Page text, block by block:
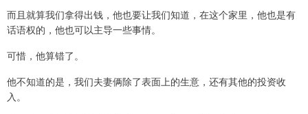
而且就算我们拿得出钱，他也要让我们知道，在这个家里，他也是有
话语权的，他也可以主导一些事情。
可惜，他算错了。
他不知道的是，我们夫妻俩除了表面上的生意，还有其他的投资收
入。